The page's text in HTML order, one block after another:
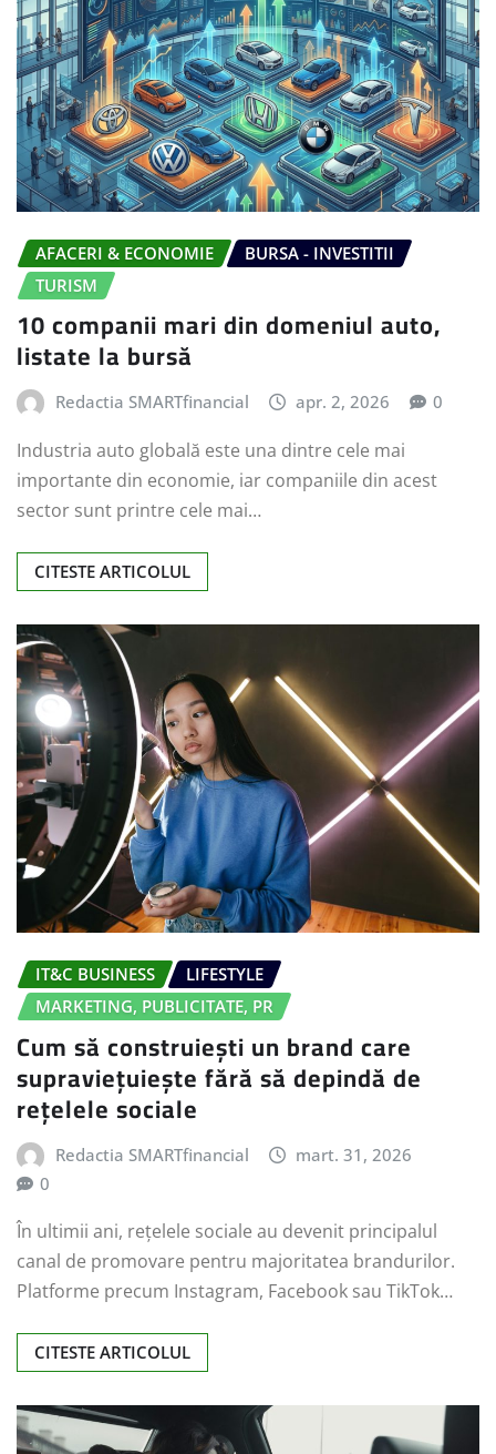
AFACERI & ECONOMIE
BURSA - INVESTITII
TURISM
10 companii mari din domeniul auto,
listate la bursă
Redactia SMARTfinancial apr. 2, 2026 0
Industria auto globală este una dintre cele mai
importante din economie, iar companiile din acest
sector sunt printre cele mai…
CITESTE ARTICOLUL
IT&C BUSINESS
LIFESTYLE
MARKETING, PUBLICITATE, PR
Cum să construiești un brand care
supraviețuiește fără să depindă de
rețelele sociale
Redactia SMARTfinancial
mart. 31, 2026
0
În ultimii ani, rețelele sociale au devenit principalul
canal de promovare pentru majoritatea brandurilor.
Platforme precum Instagram, Facebook sau TikTok…
CITESTE ARTICOLUL